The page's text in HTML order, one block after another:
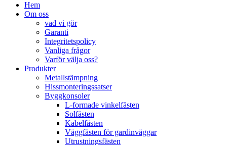
Hem
Om oss
vad vi gör
Garanti
Integritetspolicy
Vanliga frågor
Varför välja oss?
Produkter
Metallstämpning
Hissmonteringssatser
Byggkonsoler
L-formade vinkelfästen
Solfästen
Kabelfästen
Väggfästen för gardinväggar
Utrustningsfästen